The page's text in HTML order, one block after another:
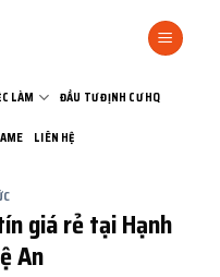
LÀM ĐẦU TƯ ĐỊNH CƯ HQ
LIÊN HỆ
giá rẻ tại Hạnh
An